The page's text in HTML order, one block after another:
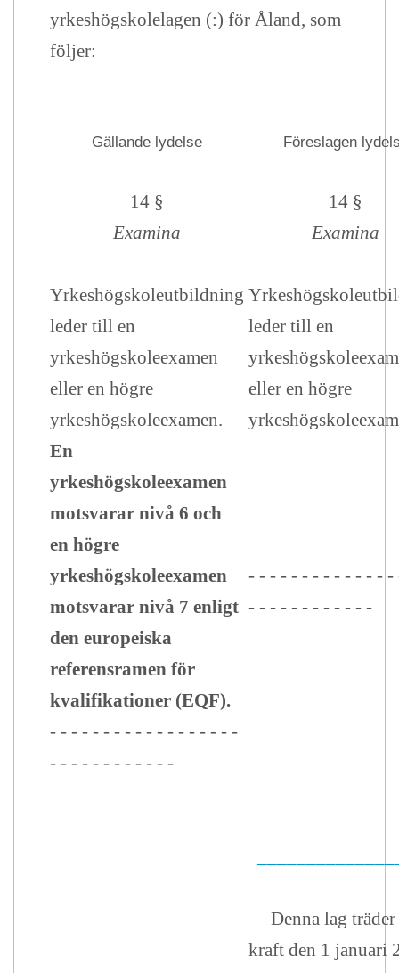
yrkeshögskolelagen (:) för Åland, som
följer:
Gällande lydelse Föreslagen
14 §
Examina
Yrkeshögskoleutbildning
leder till en
yrkeshögskoleexamen
eller en högre
yrkeshögskoleexamen.
En
yrkeshögskoleexamen
motsvarar nivå 6 och
en högre
yrkeshögskoleexamen
motsvarar nivå 7 enligt
den europeiska
referensramen för
kvalifikationer (EQF).
- - - - - - - - - - - - - - - - - -
- - - - - - - - - - - -
14 §
Examina
leder till en
eller en högre
- - - - - - - - - - - - - -
- - - - - - - - - - - -
Denna lag
kraft den 1 januari